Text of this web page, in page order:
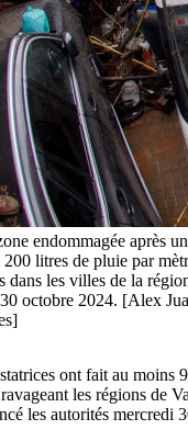
endommagée après
litres de pluie par
dans les villes de la
octobre 2024. [Alex
ont fait au moins
les régions de
les autorités mercredi